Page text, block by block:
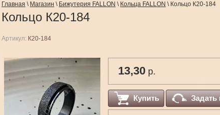
Главная \ Магазин \ Бижутерия FALLON \ Кольца FALLON \ Кольцо К20-184
Кольцо К20-184
Артикул: К20-184
13,30 р.
Купить Задать